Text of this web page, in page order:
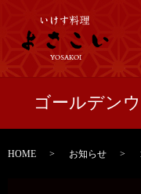
ゴールデン
HOME お知らせ